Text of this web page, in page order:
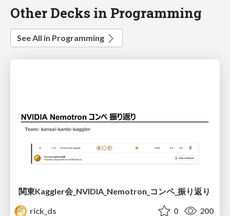
Other Decks in Programming
See All in Programming
関東Kaggler会_NVIDIA_Nemotron_コンペ_振り返り
rick_ds
0 200